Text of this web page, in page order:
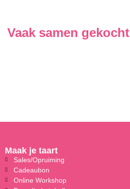
Vaak samen gekocht
Maak je taart
Sales/Opruiming
Cadeaubon
Online Workshop